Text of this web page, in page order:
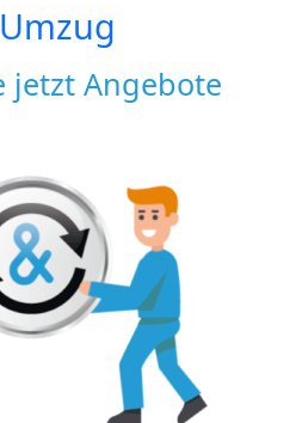
jetzt Angebote